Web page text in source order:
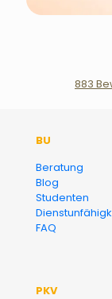
883
BU
Beratung
Blog
Studenten
FAQ
PKV